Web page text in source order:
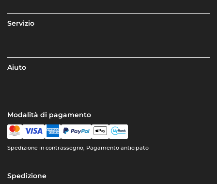
Servizio
Aiuto
Modalità di pagamento
Spedizione in contrassegno, Pagamento anticipato
Spedizione